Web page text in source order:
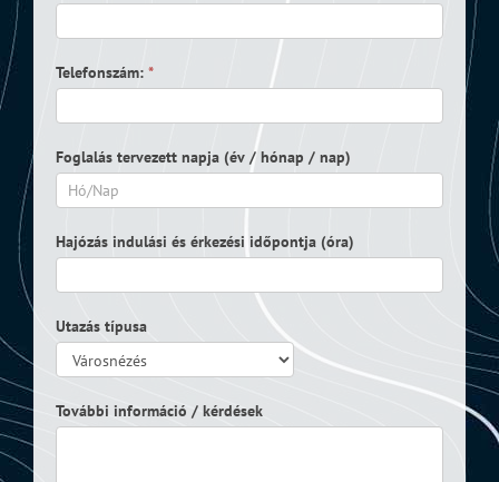
Telefonszám: *
Foglalás tervezett napja (év / hónap / nap)
Hajózás indulási és érkezési időpontja (óra)
Utazás típusa
További információ / kérdések